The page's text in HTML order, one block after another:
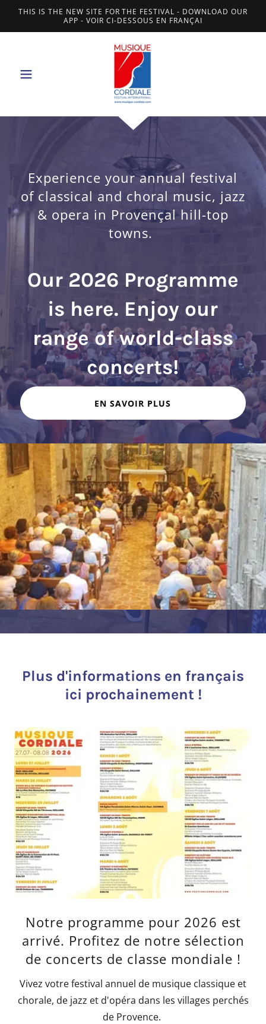
THIS IS THE NEW SITE FOR THE FESTIVAL - DOWNLOAD OUR
APP - VOIR CI-DESSOUS EN FRANÇAI
Experience your annual festival
of classical and choral music, jazz
& opera in Provençal hill-top
towns.
Our 2026 Programme
is here. Enjoy our
range of world-class
concerts!
EN SAVOIR PLUS
Plus d'informations en français
ici prochainement !
Notre programme pour 2026 est
arrivé. Profitez de notre sélection
de concerts de classe mondiale !
Vivez votre festival annuel de musique classique et
chorale, de jazz et d'opéra dans les villages perchés
de Provence.